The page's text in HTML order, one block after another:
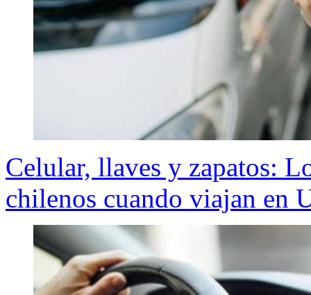
Celular, llaves y zapatos:
chilenos cuando viajan en